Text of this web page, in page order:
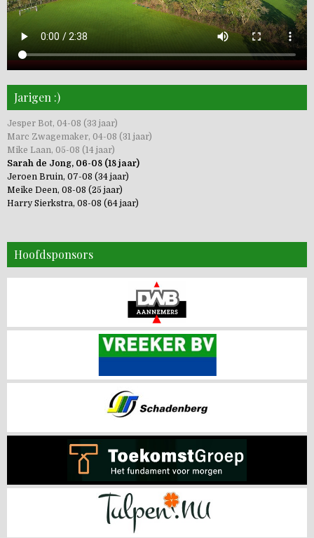
Jarigen :)
Jesper Bot, 04-08 (33 jaar)
Marc Zwagemaker, 04-08 (31 jaar)
Mike Laan, 05-08 (14 jaar)
Sarah de Jong, 06-08 (18 jaar)
Jeroen Bruin, 07-08 (34 jaar)
Meike Deen, 08-08 (25 jaar)
Harry Sierkstra, 08-08 (64 jaar)
Hoofdsponsors